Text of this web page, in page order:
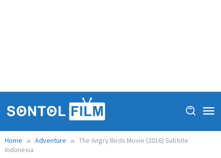
Home Adventure
The Angry Birds Movie (2016) Subtitle
Indonesia